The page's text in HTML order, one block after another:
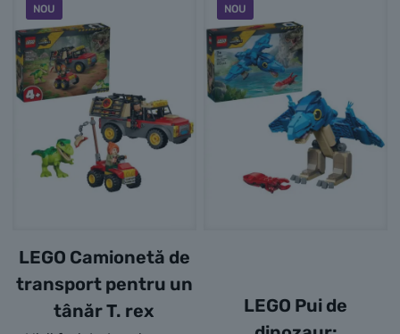
NOU
LEGO Camionetă de
transport pentru un
tânăr T. rex
NOU
LEGO Pui de